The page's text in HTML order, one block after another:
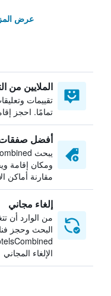
عرض
الملايين من
تقييمات
تمامًا. احجز
أفضل صفقات
ومكان إقامة
مقارنة أماكن
إلغاء مجاني
من الوارد أن
البحث وحجز
الإلغاء المجاني